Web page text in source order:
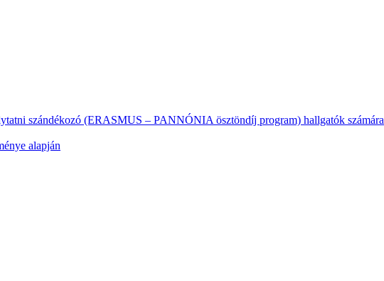
szándékozó (ERASMUS – PANNÓNIA ösztöndíj program) hallgatók számára
alapján